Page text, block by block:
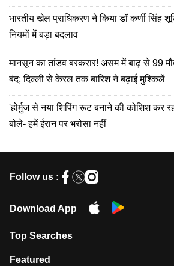
भारतीय खेल प्राधिकरण ने किया डॉ कर्णी सिंह
नियमों में बड़ा बदलाव
मानसून का तांडव बरकरार! असम में बाढ़ से 99
बंद; दिल्ली से केरल तक बारिश ने बढ़ाई मुश्किलें
'होर्मुज से नया शिपिंग रूट बनाने की कोशिश कर
बोले- हमें ईरान पर भरोसा नहीं
Follow us :
Download App
Top Searches
मुंबई में लगे 'जेन जी' के पोस्टर, लिखा- 'मैं
Featured